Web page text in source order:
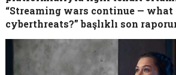
“Streaming wars continue — what
cyberthreats?” başlıklı son